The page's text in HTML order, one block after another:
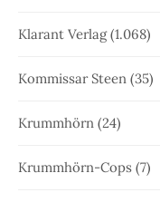
Klarant Verlag(1.068)
Kommissar Steen (35)
Krummhörn (24)
Krummhörn-Cops (7)